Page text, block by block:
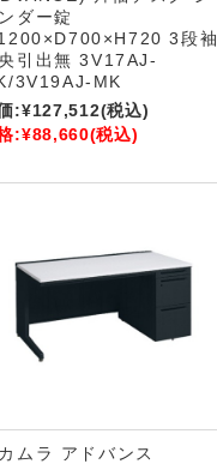
ダー錠
3段袖
引出無 3V17AJ-
3V19AJ-MK
:¥127,512(税込)
:¥88,660(税込)
ムラ アドバンス